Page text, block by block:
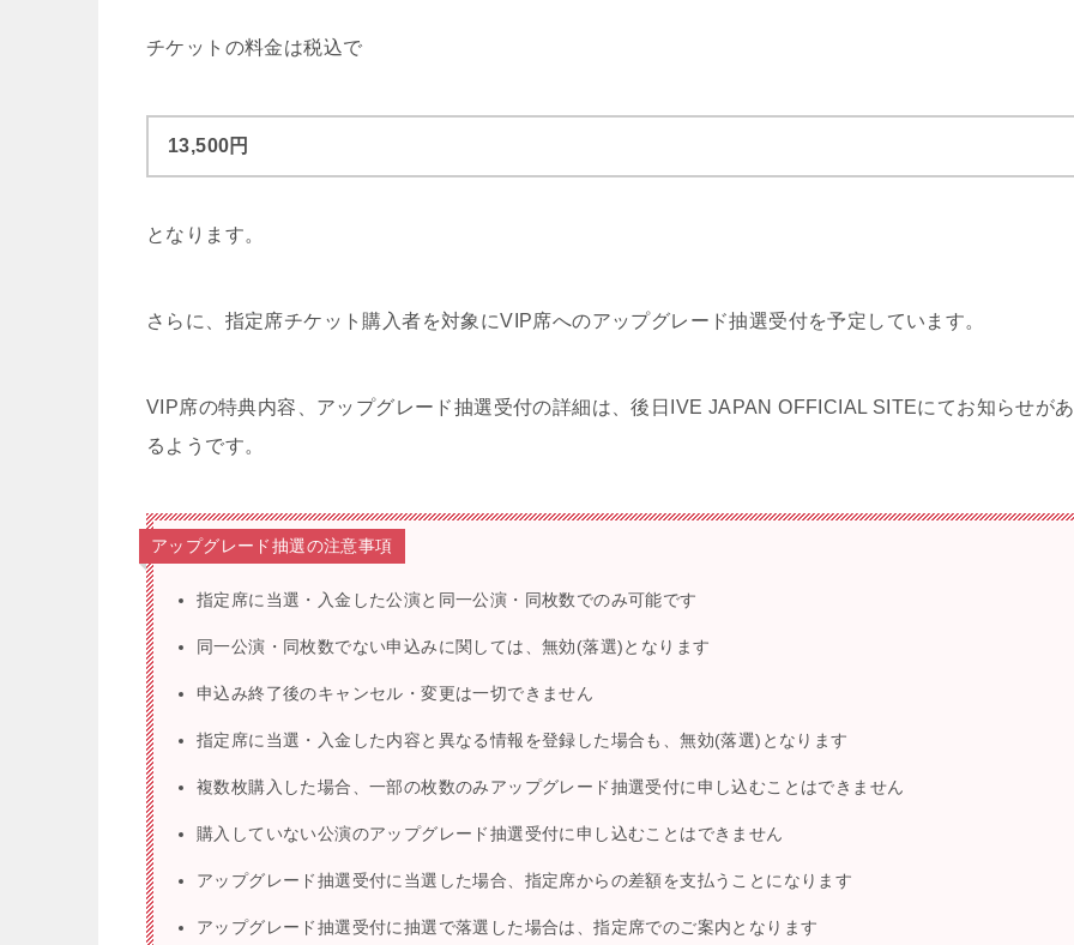
チケットの料金は税込で
13,500円
となります。
さらに、指定席チケット購入者を対象にVIP席へのアップグレード抽選受付を予定しています。
VIP席の特典内容、アップグレード抽選受付の詳細は、後日IVE JAPAN OFFICIAL SITEにてお知らせがあ
るようです。
アップグレード抽選の注意事項
指定席に当選・入金した公演と同一公演・同枚数でのみ可能です
同一公演・同枚数でない申込みに関しては、無効(落選)となります
申込み終了後のキャンセル・変更は一切できません
指定席に当選・入金した内容と異なる情報を登録した場合も、無効(落選)となります
複数枚購入した場合、一部の枚数のみアップグレード抽選受付に申し込むことはできません
購入していない公演のアップグレード抽選受付に申し込むことはできません
アップグレード抽選受付に当選した場合、指定席からの差額を支払うことになります
アップグレード抽選受付に抽選で落選した場合は、指定席でのご案内となります